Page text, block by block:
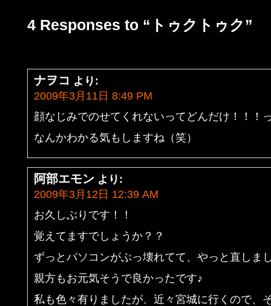
4 Responses to “トゥクトゥク”
ナヲコ より:
2009年3月11日 8:49 PM
顔なじみでのせてくれないってどんだけ！！！
なんかわかる気もしますね（笑）
阿部エモン より:
2009年3月12日 12:39 AM
お久しぶりです！！
覚えてますでしょうか？？
ずっとパソコンがぶっ壊れてて、やっと直しま
親方もお元気そうで良かったです♪
私も色々有りましたが、近々宮城に行くので、